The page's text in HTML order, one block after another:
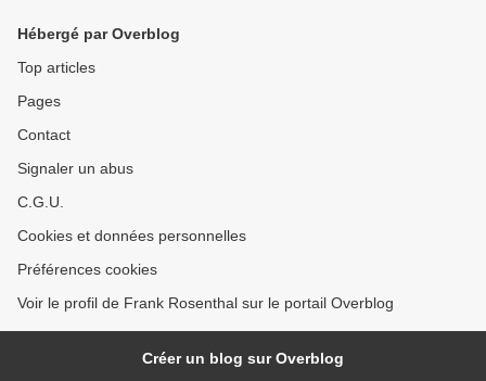
Hébergé par Overblog
Top articles
Pages
Contact
Signaler un abus
C.G.U.
Cookies et données personnelles
Préférences cookies
Voir le profil de Frank Rosenthal sur le portail Overblog
Créer un blog sur Overblog